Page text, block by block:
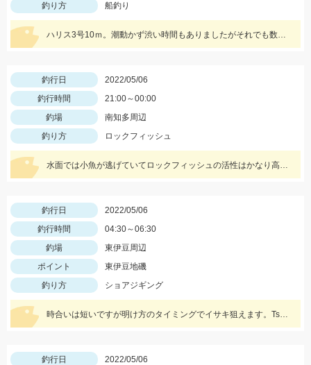
釣り方
船釣り
ハリス3号10ｍ。潮動かず渋い時間もありましたがそれでも数釣りできました！
釣行日
2022/05/06
釣行時間
21:00～00:00
釣場
南知多周辺
釣り方
ロックフィッシュ
水面では小魚が逃げていてロックフィッシュの活性はかなり高いです！
釣行日
2022/05/06
釣行時間
04:30～06:30
釣場
東伊豆周辺
ポイント
東伊豆地磯
釣り方
ショアジギング
時合いは短いですが明け方のタイミングでイサキ狙えます。Tsulinoメタルランナーリブート30ｇを使用。
釣行日
2022/05/06